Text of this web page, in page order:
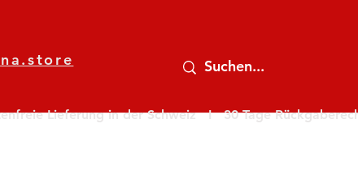
Lieferung in der Schweiz   I   30 Tage